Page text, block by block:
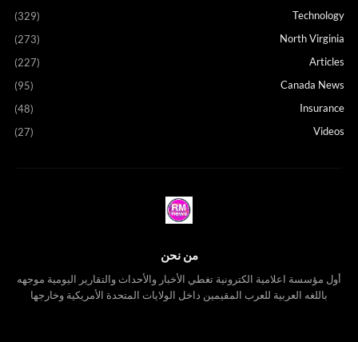
Technology
(329)
North Virginia
(273)
Articles
(227)
Canada News
(95)
Insurance
(48)
Videos
(27)
من نحن
أول مؤسسة اعلامية الكترونية تغطي الأخبار والأحداث والتقارير اليومية موجهه
باللغه العربية للعرب المقيمين داخل الولايات المتحدة الأمريكية وخارجها